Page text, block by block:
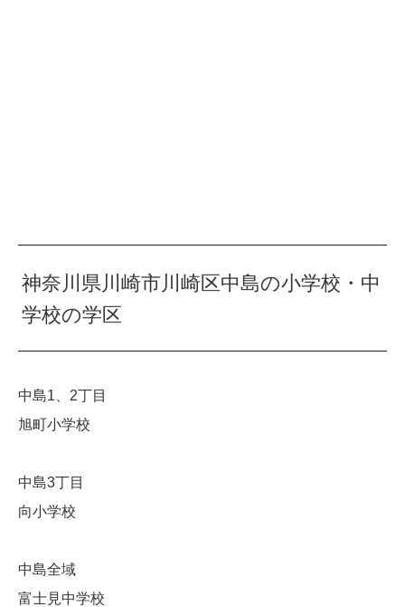
神奈川県川崎市川崎区中島の小学校・中
学校の学区
中島1、2丁目
旭町小学校
中島3丁目
向小学校
中島全域
富士見中学校